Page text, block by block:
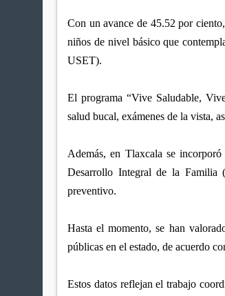
Con un avance de 45.52 por
niños de nivel básico que
USET).
El programa “Vive Saludable,
salud bucal, exámenes de la vista,
Además, en Tlaxcala se
Desarrollo Integral de la Familia
preventivo.
Hasta el momento, se han
públicas en el estado, de acuerdo
Estos datos reflejan el trabajo